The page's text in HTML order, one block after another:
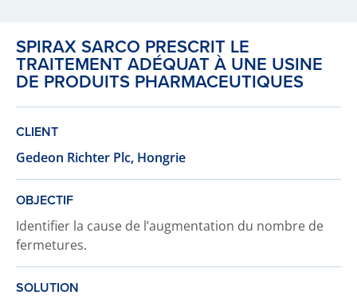
SPIRAX SARCO PRESCRIT LE
TRAITEMENT ADÉQUAT À UNE USINE
DE PRODUITS PHARMACEUTIQUES
CLIENT
Gedeon Richter Plc, Hongrie
OBJECTIF
Identifier la cause de l’augmentation du nombre de
fermetures.
SOLUTION